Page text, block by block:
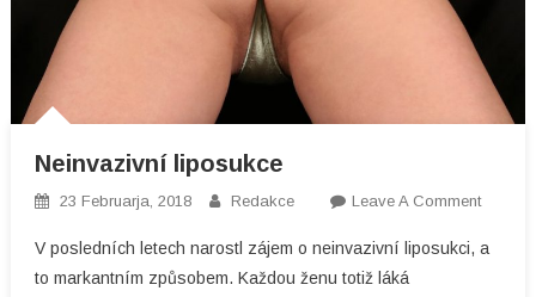
Neinvazivní liposukce
23 Februarja, 2018 Redakce Leave A CommentOn
V posledních letech narostl zájem o neinvazivní liposukci, a
to markantním způsobem. Každou ženu totiž láká